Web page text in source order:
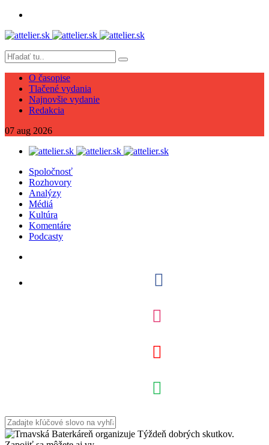
O časopise
Tlačené vydania
Najnovšie vydanie
Redakcia
07 aug 2026
Spoločnosť
Rozhovory
Analýzy
Médiá
Kultúra
Komentáre
Podcasty